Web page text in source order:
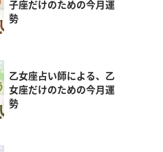
子座だけのための今月運
勢
乙女座占い師による、乙
女座だけのための今月運
勢